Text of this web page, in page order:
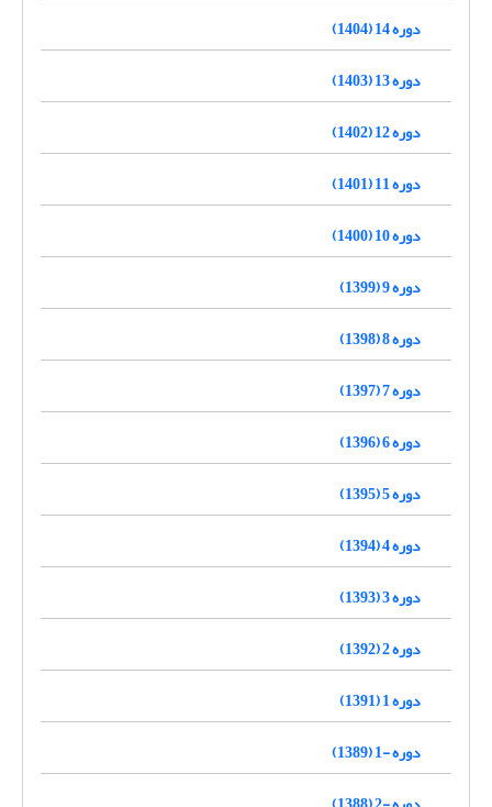
دوره 14 (1404)
دوره 13 (1403)
دوره 12 (1402)
دوره 11 (1401)
دوره 10 (1400)
دوره 9 (1399)
دوره 8 (1398)
دوره 7 (1397)
دوره 6 (1396)
دوره 5 (1395)
دوره 4 (1394)
دوره 3 (1393)
دوره 2 (1392)
دوره 1 (1391)
دوره -1 (1389)